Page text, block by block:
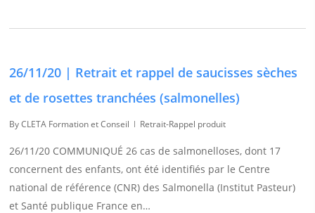
26/11/20 | Retrait et rappel de saucisses sèches
et de rosettes tranchées (salmonelles)
By CLETA Formation et Conseil Retrait-Rappel produit
26/11/20 COMMUNIQUÉ 26 cas de salmonelloses, dont 17
concernent des enfants, ont été identifiés par le Centre
national de référence (CNR) des Salmonella (Institut Pasteur)
et Santé publique France en…